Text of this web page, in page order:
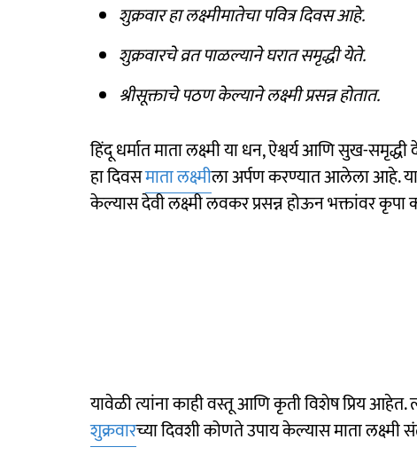
शुक्रवार हा लक्ष्मीमातेचा पवित्र दिवस आहे.
शुक्रवारचे व्रत पाळल्याने घरात समृद्धी येते.
श्रीसूक्ताचे पठण केल्याने लक्ष्मी प्रसन्न होतात.
हिंदू धर्मात माता लक्ष्मी या धन, ऐश्वर्य आणि सुख-समृद्धी
हा दिवसमाता लक्ष्मीला अर्पण करण्यात आलेला आहे. या
केल्यास देवी लक्ष्मी लवकर प्रसन्न होऊन भक्तांवर कृपा
यावेळी त्यांना काही वस्तू आणि कृती विशेष प्रिय आहेत.
शुक्रवारच्या दिवशी कोणते उपाय केल्यास माता